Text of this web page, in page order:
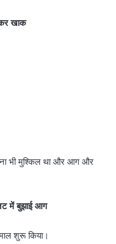
खाक
भी मुश्किल था और आग और
में बुझाई आग
शुरू किया।